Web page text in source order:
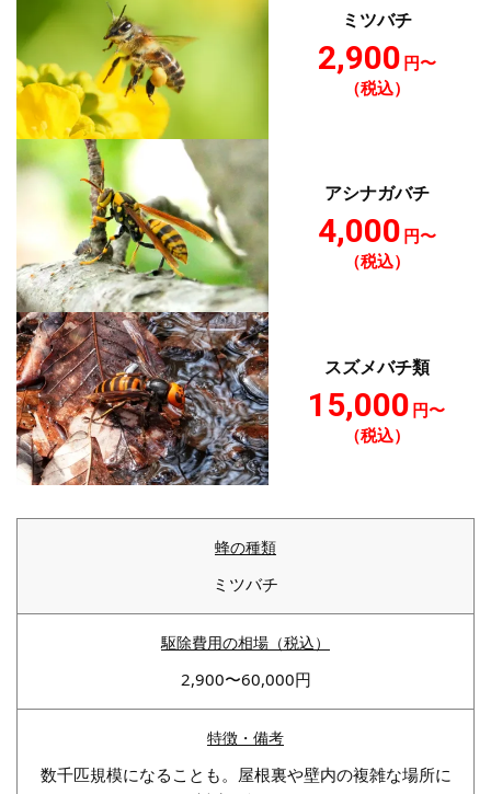
ミツバチ
2,900 円〜
（税込）
アシナガバチ
4,000 円〜
（税込）
スズメバチ類
15,000 円〜
（税込）
ミツバチ
2,900〜60,000円
数千匹規模になることも。屋根裏や壁内の複雑な場所に